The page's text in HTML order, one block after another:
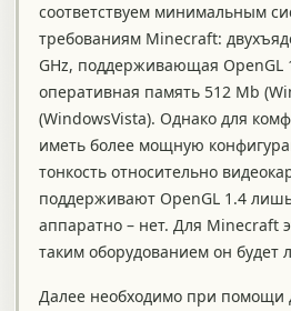
соответствуем минимальным
требованиям Minecraft:
GHz, поддерживающая OpenGL
оперативная память 512 Mb
(WindowsVista). Однако для
иметь более мощную
тонкость относительно
поддерживают OpenGL 1.4
аппаратно – нет. Для Minecraft
таким оборудованием он будет
Далее необходимо при помощи